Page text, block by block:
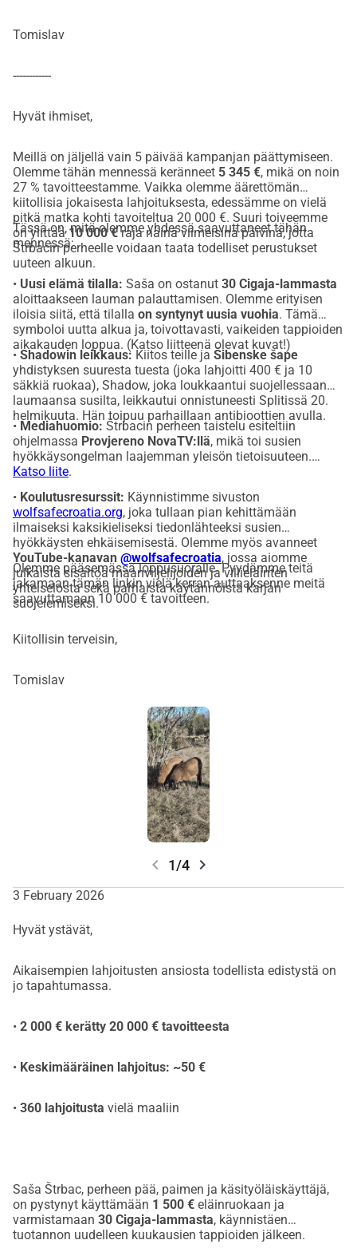
Tomislav
------------
Hyvät ihmiset,
Meillä on jäljellä vain 5 päivää kampanjan päättymiseen.
Olemme tähän mennessä keränneet 5 345 €, mikä on noin
27 % tavoitteestamme. Vaikka olemme äärettömän
kiitollisia jokaisesta lahjoituksesta, edessämme on vielä
pitkä matka kohti tavoiteltua 20 000 €. Suuri toiveemme
on ylittää10 000 €raja näinä viimeisinä päivinä, jotta
Štrbacin perheelle voidaan taata todelliset perustukset
uuteen alkuun.
Tässä on, mitä olemme yhdessä saavuttaneet tähän
mennessä:
• Uusi elämä tilalla: Saša on ostanut 30 Cigaja-lammasta
aloittaakseen lauman palauttamisen. Olemme erityisen
iloisia siitä, että tilalla on syntynyt uusia vuohia. Tämä
symboloi uutta alkua ja, toivottavasti, vaikeiden tappioiden
aikakauden loppua. (Katso liitteenä olevat kuvat!)
• Shadowin leikkaus: Kiitos teille ja Šibenske šape
yhdistyksen suuresta tuesta (joka lahjoitti 400 € ja 10
säkkiä ruokaa), Shadow, joka loukkaantui suojellessaan
laumaansa susilta, leikkautui onnistuneesti Splitissä 20.
helmikuuta. Hän toipuu parhaillaan antibioottien avulla.
• Mediahuomio: Štrbacin perheen taistelu esiteltiin
ohjelmassa Provjereno NovaTV:llä, mikä toi susien
hyökkäysongelman laajemman yleisön tietoisuuteen.
Katso liite.
• Koulutusresurssit: Käynnistimme sivuston
wolfsafecroatia.org, joka tullaan pian kehittämään
ilmaiseksi kaksikieliseksi tiedonlähteeksi susien
hyökkäysten ehkäisemisestä. Olemme myös avanneet
YouTube-kanavan @wolfsafecroatia, jossa aiomme
julkaista sisältöä maanviljelijöiden ja villieläinten
yhteiselosta sekä parhaista käytännöistä karjan
suojelemiseksi.
Olemme pääsemässä loppusuoralle. Pyydämme teitä
jakamaan tämän linkin vielä kerran auttaaksenne meitä
saavuttamaan 10 000 € tavoitteen.
Kiitollisin terveisin,
Tomislav
chevron_left 1/4 chevron_right
3 February 2026
Hyvät ystävät,
Aikaisempien lahjoitusten ansiosta todellista edistystä on
jo tapahtumassa.
• 2 000 € kerätty 20 000 € tavoitteesta
• Keskimääräinen lahjoitus: ~50 €
• 360 lahjoitusta vielä maaliin
Saša Štrbac, perheen pää, paimen ja käsityöläiskäyttäjä,
on pystynyt käyttämään 1 500 € eläinruokaan ja
varmistamaan 30 Cigaja-lammasta, käynnistäen
tuotannon uudelleen kuukausien tappioiden jälkeen.